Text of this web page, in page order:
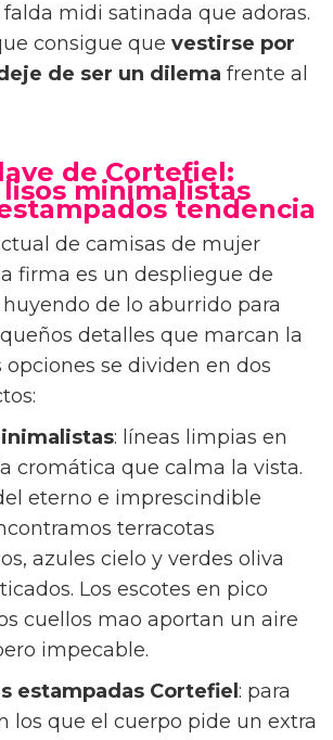
midi satinada que adoras.
consigue que vestirse por
de ser un dilema frente al
de Cortefiel:
minimalistas
tendencia
de camisas de mujer
firma es un despliegue de
de lo aburrido para
detalles que marcan la
opciones se dividen en dos
: líneas limpias en
cromática que calma la vista.
eterno e imprescindible
terracotas
azules cielo y verdes oliva
Los escotes en pico
cuellos mao aportan un aire
impecable.
estampadas Cortefiel : para
los que el cuerpo pide un extra